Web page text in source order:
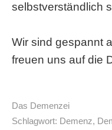
selbstverständlich
Wir sind gespannt
freuen uns auf die
Das Demenzei
Schlagwort: Demenz,